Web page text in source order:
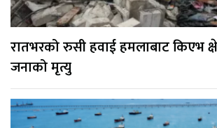
रातभरको रुसी हवाई हमलाबाट किएभ
जनाको मृत्यु